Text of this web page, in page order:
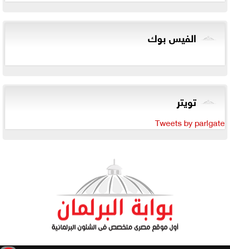
الفيس بوك
تويتر
Tweets by parlgate